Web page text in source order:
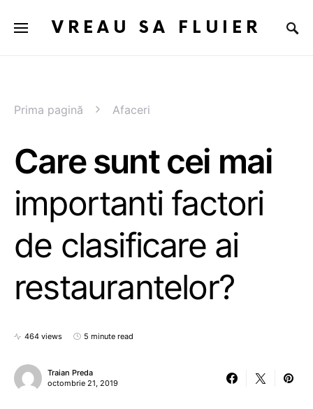
VREAU SA FLUIER
Prima pagină Afaceri
Care sunt cei mai
importanti factori
de clasificare ai
restaurantelor?
464 views 5 minute read
Traian Preda
octombrie 21, 2019